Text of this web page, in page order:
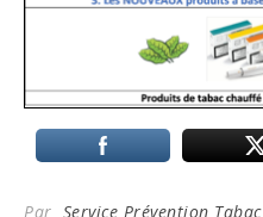
Par Service Prévention Tabac